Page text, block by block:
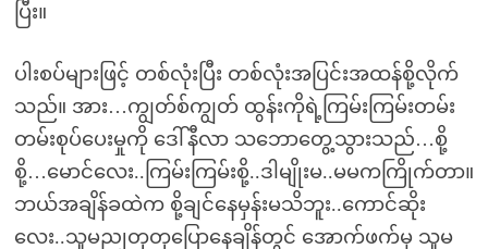
ပြီး။
ပါးစပ်များဖြင့် တစ်လုံးပြီး တစ်လုံးအပြင်းအထန်စို့လိုက်
သည်။ အား…ကျွတ်စ်ကျွတ် ထွန်းကိုရဲ့ကြမ်းကြမ်းတမ်း
တမ်းစုပ်ပေးမှုကို ဒေါ်နီလာ သဘောတွေ့သွားသည်…စို့
စို့…မောင်လေး..ကြမ်းကြမ်းစို့..ဒါမျိုးမ..မမကကြိုက်တာ။
ဘယ်အချိန်ခထဲက စို့ချင်နေမှန်းမသိဘူး..ကောင်ဆိုး
လေး..သူမညုတုတုပြောနေချိန်တွင် အောက်ဖက်မှ သူမ